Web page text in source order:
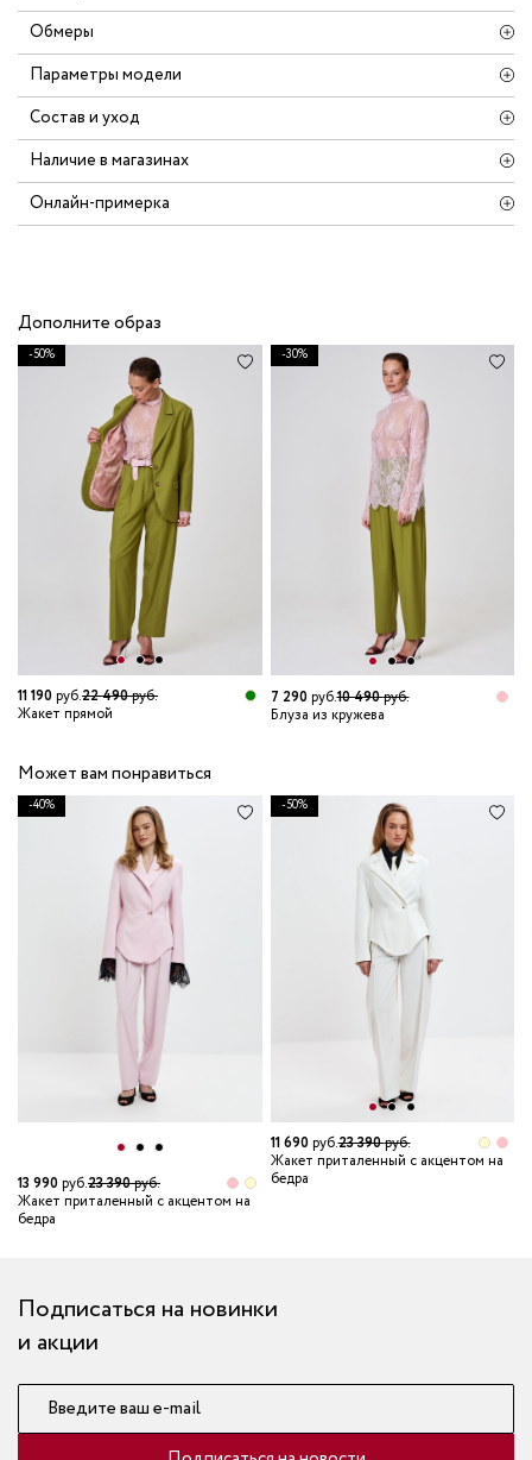
Обмеры
Параметры модели
Состав и уход
Наличие в магазинах
Онлайн-примерка
Дополните образ
-50%
11 190руб.22 490руб.
Жакет прямой
-30%
7 290руб.10 490руб.
Блуза из кружева
Может вам понравиться
-40%
13 990руб.23 390руб.
Жакет приталенный с акцентом на
бедра
-50%
11 690руб.23 390руб.
Жакет приталенный с акцентом на
бедра
Подписаться на новинки
и акции
Введите ваш e-mail